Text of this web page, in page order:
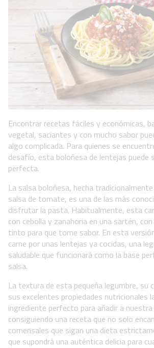
Encontrar recetas fáciles y económicas,
vegetal, saciantes y con mucho sabor
algo complicada. Para quienes se
desafío, esta boloñesa de lentejas puede
perfecta.
La salsa boloñesa, hecha
salsa de tomate, es una de las más
disfrutar la pasta. Habitualmente, esta
con cebolla y zanahoria en una sartén,
tinto para que tome sabor. En esta
carne por unas lentejas ya cocidas, una
saludable que funcionará como la base
salsa.
La textura de esta pequeña legumbre, su
sus excelentes propiedades nutricionales
ingrediente perfecto para añadir a
consiguiendo una receta que no solo
comensales que sigan una dieta
que supondrá una auténtica delicia para